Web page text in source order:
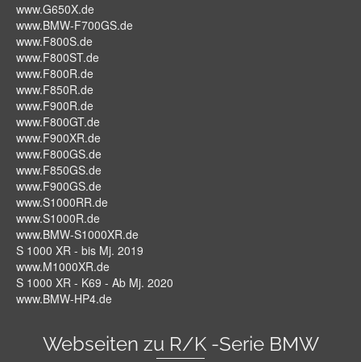
www.G650X.de
www.BMW-F700GS.de
www.F800S.de
www.F800ST.de
www.F800R.de
www.F850R.de
www.F900R.de
www.F800GT.de
www.F900XR.de
www.F800GS.de
www.F850GS.de
www.F900GS.de
www.S1000RR.de
www.S1000R.de
www.BMW-S1000XR.de
S 1000 XR - bis Mj. 2019
www.M1000XR.de
S 1000 XR - K69 - Ab Mj. 2020
www.BMW-HP4.de
Webseiten zu R/K -Serie BMW